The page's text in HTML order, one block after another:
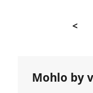
<
Mohlo by